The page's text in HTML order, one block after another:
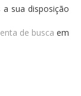
sua disposição
de busca em